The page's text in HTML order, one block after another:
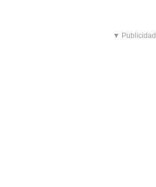
▼ Publicidad